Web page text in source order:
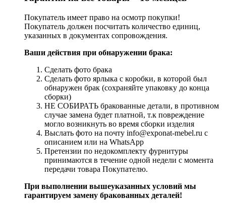
Покупатель имеет право на осмотр покупки!
Покупатель должен посчитать количество единиц,
указанных в документах сопровождения.
Ваши действия при обнаружении брака:
Сделать фото брака
Сделать фото ярлыка с коробки, в которой был
обнаружен брак (сохраняйте упаковку до конца
сборки)
НЕ СОБИРАТЬ бракованные детали, в противном
случае замена будет платной, т.к повреждение
могло возникнуть во время сборки изделия
Выслать фото на почту info@exponat-mebel.ru с
описанием или на WhatsApp
Претензии по недокомплекту фурнитуры
принимаются в течение одной недели с момента
передачи товара Покупателю.
При выполнении вышеуказанных условий мы
гарантируем замену бракованных деталей!